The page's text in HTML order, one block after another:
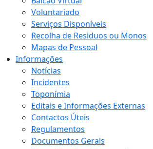
Voluntariado
Serviços Disponíveis
Recolha de Residuos ou Monos
Mapas de Pessoal
Informações
Notícias
Incidentes
Toponímia
Editais e Informações Externas
Contactos Úteis
Regulamentos
Documentos Gerais